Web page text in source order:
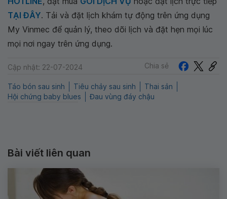
TẠI ĐÂY. Tải và đặt lịch khám tự động trên ứng dụng
My Vinmec để quản lý, theo dõi lịch và đặt hẹn mọi lúc
mọi nơi ngay trên ứng dụng.
Cập nhật: 22-07-2024 Chia sẻ
Táo bón sau sinh Tiêu chảy sau sinh
Thai sản
Hội chứng baby blues
Đau vùng đáy chậu
Bài viết liên quan